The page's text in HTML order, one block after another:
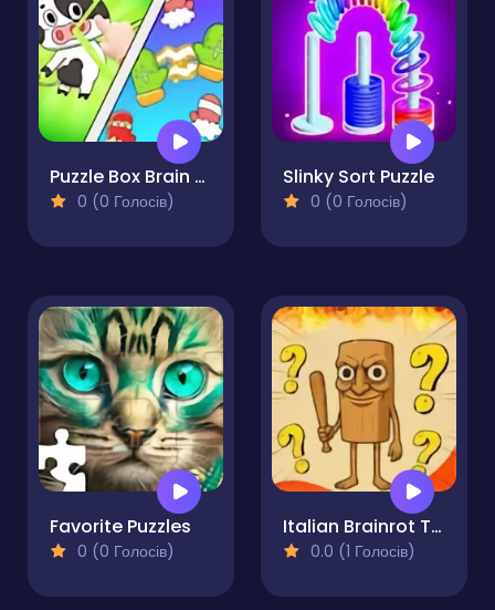
Puzzle Box Brain Fun
0 (0 Голосів)
Slinky Sort Puzzle
0 (0 Голосів)
Favorite Puzzles
0 (0 Голосів)
Italian Brainrot Tung Sahur
0.0 (1 Голосів)